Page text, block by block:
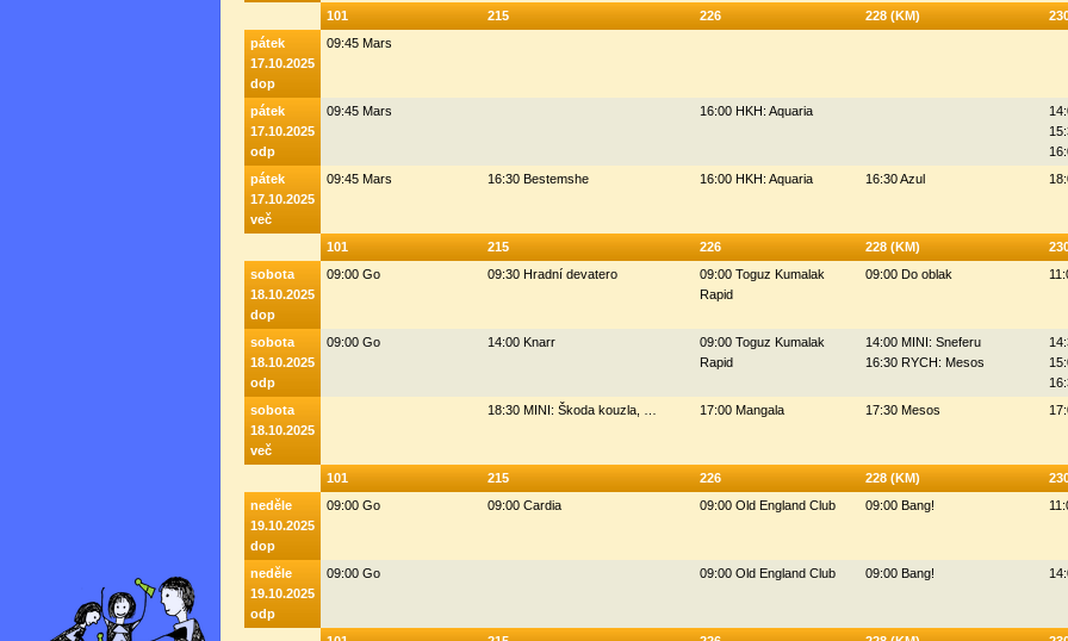
101
215 226 228 (KM)
pátek
17.10.2025
dop
09:45 Mars
pátek
17.10.2025
odp
09:45 Mars 16:00 HKH: Aquaria
pátek
17.10.2025
več
09:45 Mars 16:30 Bestemshe 16:00 HKH: Aquaria 16:30 Azul
101
215 226 228 (KM)
sobota
18.10.2025
dop
09:00 Go 09:30 Hradní devatero
09:00 Toguz Kumalak
Rapid
09:00 Do oblak
sobota
18.10.2025
odp
09:00 Go 14:00 Knarr
09:00 Toguz Kumalak
Rapid
14:00 MINI: Sneferu
16:30 RYCH: Mesos
sobota
18.10.2025
več
18:30 MINI: Škoda kouzla, … 17:00 Mangala 17:30 Mesos
101
215 226 228 (KM)
neděle
19.10.2025
dop
09:00 Go 09:00 Cardia 09:00 Old England Club 09:00 Bang!
neděle
19.10.2025
odp
09:00 Go 09:00 Old England Club 09:00 Bang!